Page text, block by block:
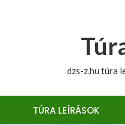
dzs-z.hu túra
TÚRA LEÍRÁSOK